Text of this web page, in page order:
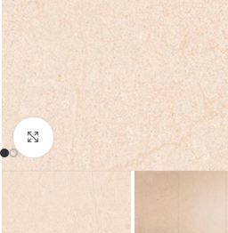
Noklikšķiniet, lai palielinātu